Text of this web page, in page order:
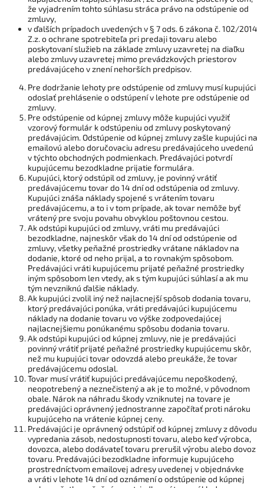
že vyjadrením tohto súhlasu stráca právo na odstúpenie od
zmluvy,
v ďalších prípadoch uvedených v § 7 ods. 6 zákona č. 102/2014
Z.z. o ochrane spotrebiteľa pri predaji tovaru alebo
poskytovaní služieb na základe zmluvy uzavretej na diaľku
alebo zmluvy uzavretej mimo prevádzkových priestorov
predávajúceho v znení nehorších predpisov.
Pre dodržanie lehoty pre odstúpenie od zmluvy musí kupujúci
odoslať prehlásenie o odstúpení v lehote pre odstúpenie od
zmluvy.
Pre odstúpenie od kúpnej zmluvy môže kupujúci využiť
vzorový formulár k odstúpeniu od zmluvy poskytovaný
predávajúcim. Odstúpenie od kúpnej zmluvy zašle kupujúci na
emailovú alebo doručovaciu adresu predávajúceho uvedenú
v týchto obchodných podmienkach. Predávajúci potvrdí
kupujúcemu bezodkladne prijatie formulára.
Kupujúci, ktorý odstúpil od zmluvy, je povinný vrátiť
predávajúcemu tovar do 14 dní od odstúpenia od zmluvy.
Kupujúci znáša náklady spojené s vrátením tovaru
predávajúcemu, a to i v tom prípade, ak tovar nemôže byť
vrátený pre svoju povahu obvyklou poštovnou cestou.
Ak odstúpi kupujúci od zmluvy, vráti mu predávajúci
bezodkladne, najneskôr však do 14 dní od odstúpenie od
zmluvy, všetky peňažné prostriedky vrátane nákladov na
dodanie, ktoré od neho prijal, a to rovnakým spôsobom.
Predávajúci vráti kupujúcemu prijaté peňažné prostriedky
iným spôsobom len vtedy, ak s tým kupujúci súhlasí a ak mu
tým nevzniknú ďalšie náklady.
Ak kupujúci zvolil iný než najlacnejší spôsob dodania tovaru,
ktorý predávajúci ponúka, vráti predávajúci kupujúcemu
náklady na dodanie tovaru vo výške zodpovedajúcej
najlacnejšiemu ponúkanému spôsobu dodania tovaru.
Ak odstúpi kupujúci od kúpnej zmluvy, nie je predávajúci
povinný vrátiť prijaté peňažné prostriedky kupujúcemu skôr,
než mu kupujúci tovar odovzdá alebo preukáže, že tovar
predávajúcemu odoslal.
Tovar musí vrátiť kupujúci predávajúcemu nepoškodený,
neopotrebený a neznečistený a ak je to možné, v pôvodnom
obale. Nárok na náhradu škody vzniknutej na tovare je
predávajúci oprávnený jednostranne započítať proti nároku
kupujúceho na vrátenie kúpnej ceny.
Predávajúci je oprávnený odstúpiť od kúpnej zmluvy z dôvodu
vypredania zásob, nedostupnosti tovaru, alebo keď výrobca,
dovozca, alebo dodávateľ tovaru prerušil výrobu alebo dovoz
tovaru. Predávajúci bezodkladne informuje kupujúceho
prostredníctvom emailovej adresy uvedenej v objednávke
a vráti v lehote 14 dní od oznámení o odstúpenie od kúpnej